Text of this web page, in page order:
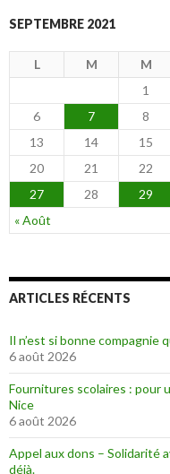
SEPTEMBRE 2021
L M M
« Août
1
6
7 8
13
14 15
20
21 22
27
28 29
ARTICLES RÉCENTS
Il n’est si bonne compagnie
6 août 2026
Fournitures scolaires : pour
Nice
6 août 2026
Appel aux dons – Solidarité
déjà.